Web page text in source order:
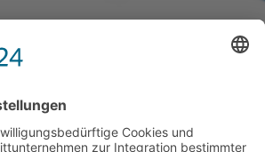
SERVICE
Kundenzufriedenheit
WISSENSWERTES
Broschüren